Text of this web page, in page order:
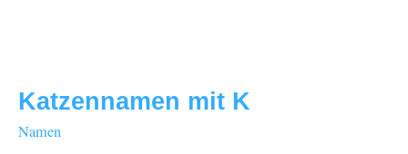
Katzennamen mit K
Namen